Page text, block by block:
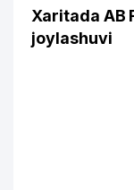
Xaritada AB
joylashuvi